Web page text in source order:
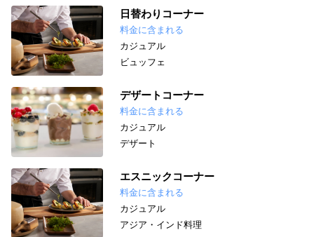
日替わりコーナー
料金に含まれる
カジュアル
ビュッフェ
デザートコーナー
料金に含まれる
カジュアル
デザート
エスニックコーナー
料金に含まれる
カジュアル
アジア・インド料理